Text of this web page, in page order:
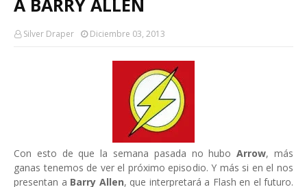
A BARRY ALLEN
Silver Draper Diciembre 03, 2013
Con esto de que la semana pasada no huboArrow, más
ganas tenemos de ver el próximo episodio. Y más si en el nos
presentan a Barry Allen, que interpretará a Flash en el futuro.